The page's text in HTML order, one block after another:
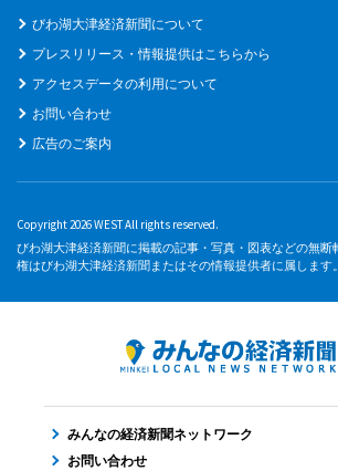
びわ湖大津経済新聞について
プレスリリース・情報提供はこちらから
アクセスデータの利用について
お問い合わせ
広告のご案内
Copyright 2026 WEST All rights reserved.
びわ湖大津経済新聞に掲載の記事・写真・図表などの無断
権はびわ湖大津経済新聞またはその情報提供者に属します。
みんなの経済新聞ネットワーク
お問い合わせ